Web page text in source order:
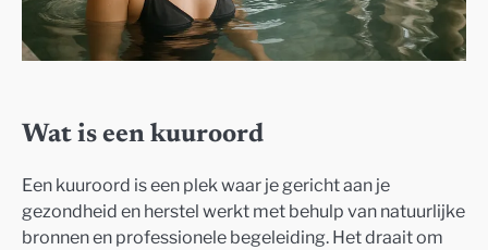
Wat is een kuuroord
Een kuuroord is een plek waar je gericht aan je
gezondheid en herstel werkt met behulp van natuurlijke
bronnen en professionele begeleiding. Het draait om